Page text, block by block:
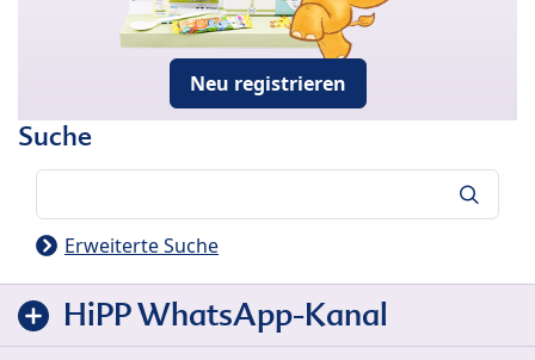
Neu registrieren
Suche
Erweiterte Suche
HiPP WhatsApp-Kanal